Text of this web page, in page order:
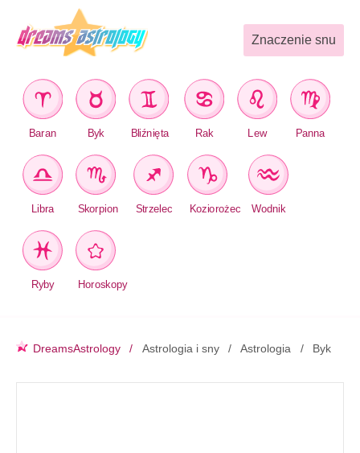
Znaczenie snu
Baran Byk Bliźnięta Rak Lew Panna
Libra Skorpion Strzelec Koziorożec Wodnik
Ryby Horoskopy
DreamsAstrology Astrologia i sny Astrologia Byk